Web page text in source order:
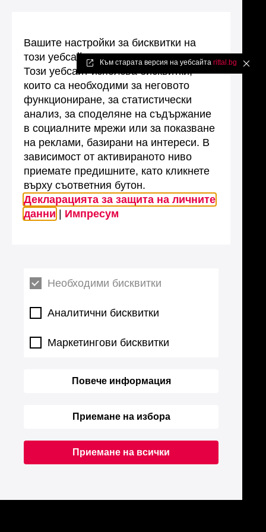
Към старата версия на уебсайта rittal.bg ✖
Вашите настройки за бисквитки на
този уебсайт
Този уебсайт използва бисквитки,
които са необходими за неговото
функциониране, за статистически
анализ, за споделяне на съдържание
в социалните мрежи или за показване
на реклами, базирани на интереси. В
зависимост от активираното ниво
приемате предишните, като кликнете
върху съответния бутон.
Декларацията за защита на личните
данни
Импресум
Необходими бисквитки
Аналитични бисквитки
Маркетингови бисквитки
Повече информация
Приемане на избора
Приемане на всички